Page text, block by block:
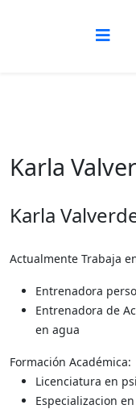
Karla
Karla
Actualmente Trabaja
Entrenadora
Entrenadora de
en agua
Formación Académica:
Licenciatura en
Especializacion